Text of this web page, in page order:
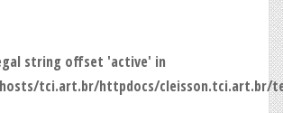
string offset 'active' in
tci.art.br/httpdocs/cleisson.tci.art.br/